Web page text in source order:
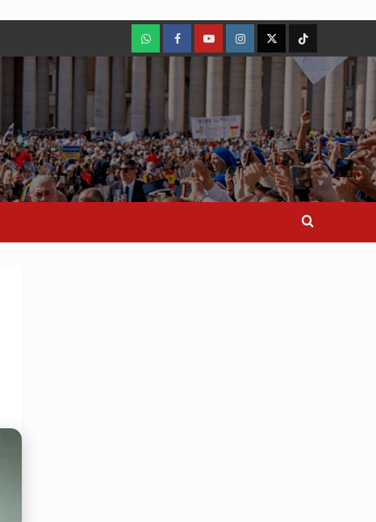
WhatsAppFacebookYoutubeInstagram
X TikTok